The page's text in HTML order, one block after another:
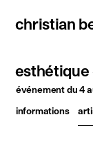
christian
christian
accueil
esthétique
événementdu 4
informations